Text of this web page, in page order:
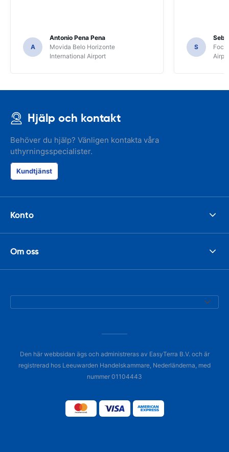
A
Antonio Pena Pena
Movida Belo Horizonte
International Airport
S
Foco
Hjälp och kontakt
Behöver du hjälp? Vänligen kontakta våra
uthyrningsspecialister.
Kundtjänst
Konto
Om oss
Den här webbsidan ägs och administreras av EasyTerra B.V. och är
registrerad hos Leeuwarden Handelskammare, Nederländerna, med
nummer 01104443